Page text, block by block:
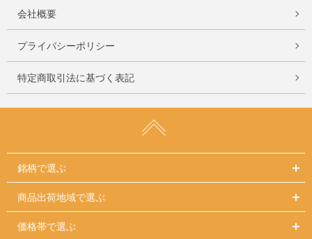
会社概要
プライバシーポリシー
特定商取引法に基づく表記
銘柄で選ぶ
商品出荷地域で選ぶ
価格帯で選ぶ